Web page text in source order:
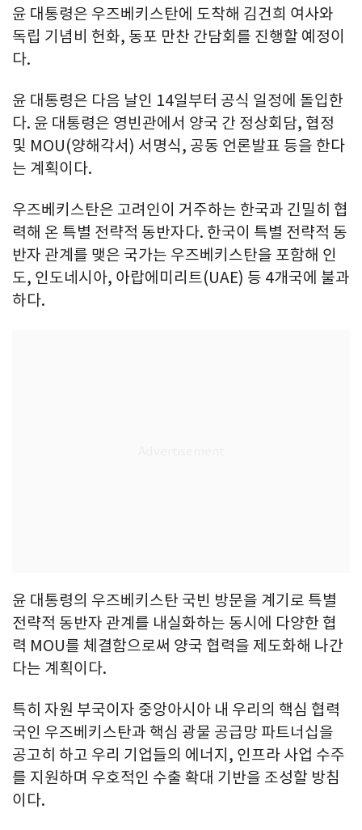
윤 대통령은 우즈베키스탄에 도착해 김건희 여사와
독립 기념비 헌화, 동포 만찬 간담회를 진행할 예정이
다.
윤 대통령은 다음 날인 14일부터 공식 일정에 돌입한
다. 윤 대통령은 영빈관에서 양국 간 정상회담, 협정
및 MOU(양해각서) 서명식, 공동 언론발표 등을 한다
는 계획이다.
우즈베키스탄은 고려인이 거주하는 한국과 긴밀히 협
력해 온 특별 전략적 동반자다. 한국이 특별 전략적 동
반자 관계를 맺은 국가는 우즈베키스탄을 포함해 인
도, 인도네시아, 아랍에미리트(UAE) 등 4개국에 불과
하다.
윤 대통령의 우즈베키스탄 국빈 방문을 계기로 특별
전략적 동반자 관계를 내실화하는 동시에 다양한 협
력 MOU를 체결함으로써 양국 협력을 제도화해 나간
다는 계획이다.
특히 자원 부국이자 중앙아시아 내 우리의 핵심 협력
국인 우즈베키스탄과 핵심 광물 공급망 파트너십을
공고히 하고 우리 기업들의 에너지, 인프라 사업 수주
를 지원하며 우호적인 수출 확대 기반을 조성할 방침
이다.